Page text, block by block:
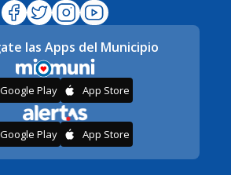
las Apps del Municipio
Google Play App Store
Google Play App Store